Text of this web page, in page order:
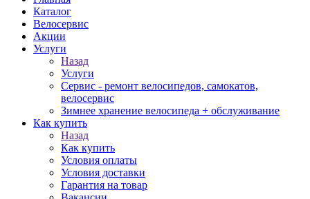
Каталог
Велосервис
Акции
Услуги
Назад
Услуги
Сервис - ремонт велосипедов, самокатов,
велосервис
Зимнее хранение велосипеда + обслуживание
Как купить
Назад
Как купить
Условия оплаты
Условия доставки
Гарантия на товар